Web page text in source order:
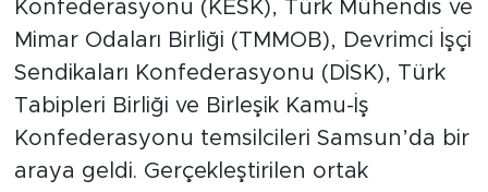
Konfederasyonu (KESK), Türk Mühendis ve
Mimar Odaları Birliği (TMMOB), Devrimci İşçi
Sendikaları Konfederasyonu (DİSK), Türk
Tabipleri Birliği ve Birleşik Kamu-İş
Konfederasyonu temsilcileri Samsun’da bir
araya geldi. Gerçekleştirilen ortak